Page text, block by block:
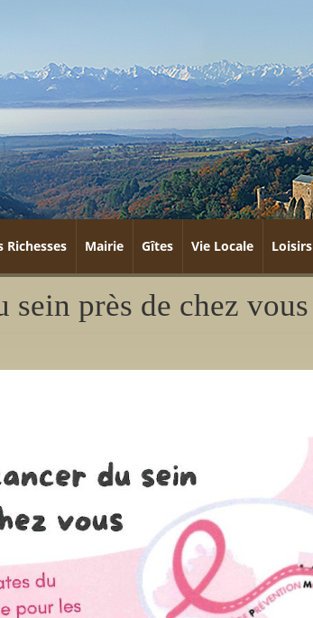
Richesses Mairie Gîtes Vie Locale Loisirs
sein près de chez vous